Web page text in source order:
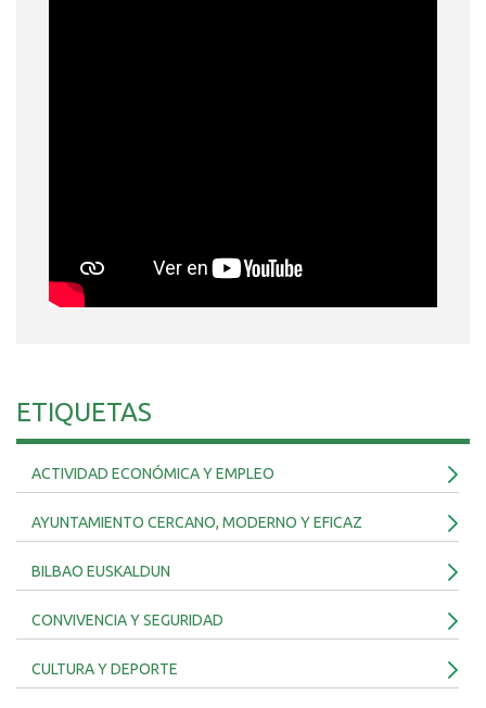
ETIQUETAS
ACTIVIDAD ECONÓMICA Y EMPLEO
AYUNTAMIENTO CERCANO, MODERNO Y EFICAZ
BILBAO EUSKALDUN
CONVIVENCIA Y SEGURIDAD
CULTURA Y DEPORTE